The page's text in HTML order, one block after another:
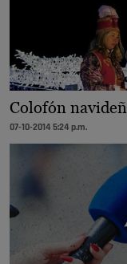
Colofón
07-10-2014 5:24 p.m.